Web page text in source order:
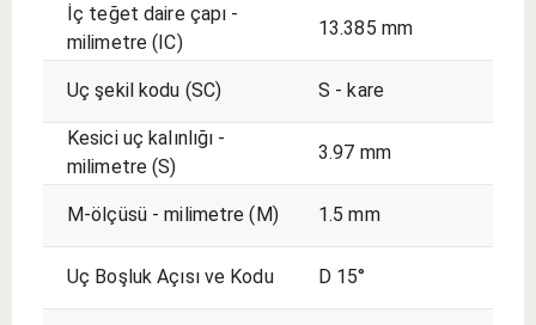
İç teğet daire çapı -
milimetre (IC)
13.385 mm
Uç şekil kodu (SC) S - kare
Kesici uç kalınlığı -
milimetre (S)
3.97 mm
M-ölçüsü - milimetre (M) 1.5 mm
Uç Boşluk Açısı ve Kodu D 15°